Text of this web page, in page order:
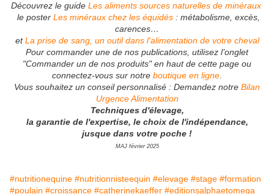
Découvrez le guide Les aliments sources naturelles de minéraux
le poster Les minéraux chez les équidés: métabolisme, excès,
carences…
etLa prise de sang, un outil dans l'alimentation de votre cheval
Pour commander une de nos publications, utilisez l’onglet
"Commander un de nos produits" en haut de cette page ou
connectez-vous sur notre boutique en ligne
Vous souhaitez un conseil personnalisé : Demandez notre Bilan
Urgence Alimentation
Techniques d'élevage,
la garantie de l'expertise, le choix de l'indépendance,
jusque dans votre poche !
MAJ février 2025
#nutritionequine #nutritionnisteequin #elevage #stage #formation
#poulain #croissance #catherinekaeffer #editionsalphaetomega